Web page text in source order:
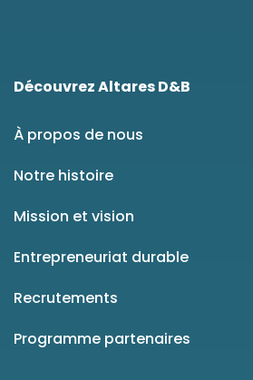
Découvrez Altares D&B
À propos de nous
Notre histoire
Mission et vision
Entrepreneuriat durable
Recrutements
Programme partenaires